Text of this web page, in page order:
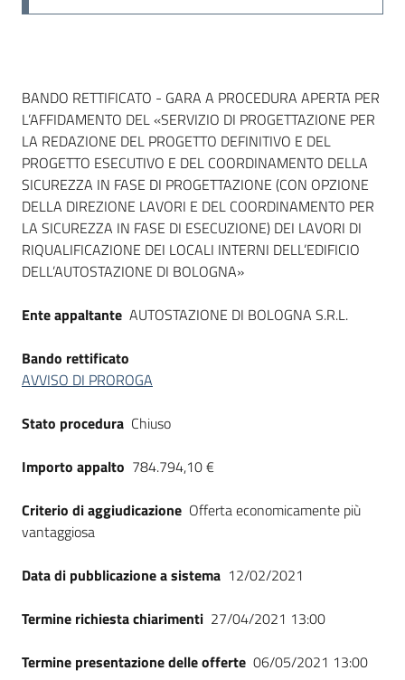
Dati del bando
BANDO RETTIFICATO - GARA A PROCEDURA APERTA PER
L’AFFIDAMENTO DEL «SERVIZIO DI PROGETTAZIONE PER
LA REDAZIONE DEL PROGETTO DEFINITIVO E DEL
PROGETTO ESECUTIVO E DEL COORDINAMENTO DELLA
SICUREZZA IN FASE DI PROGETTAZIONE (CON OPZIONE
DELLA DIREZIONE LAVORI E DEL COORDINAMENTO PER
LA SICUREZZA IN FASE DI ESECUZIONE) DEI LAVORI DI
RIQUALIFICAZIONE DEI LOCALI INTERNI DELL’EDIFICIO
DELL’AUTOSTAZIONE DI BOLOGNA»
Ente appaltante AUTOSTAZIONE DI BOLOGNA S.R.L.
Bando rettificato
AVVISO DI PROROGA
Stato procedura Chiuso
Importo appalto 784.794,10 €
Criterio di aggiudicazione Offerta economicamente più
vantaggiosa
Data di pubblicazione a sistema 12/02/2021
Termine richiesta chiarimenti 27/04/2021 13:00
Termine presentazione delle offerte 06/05/2021 13:00